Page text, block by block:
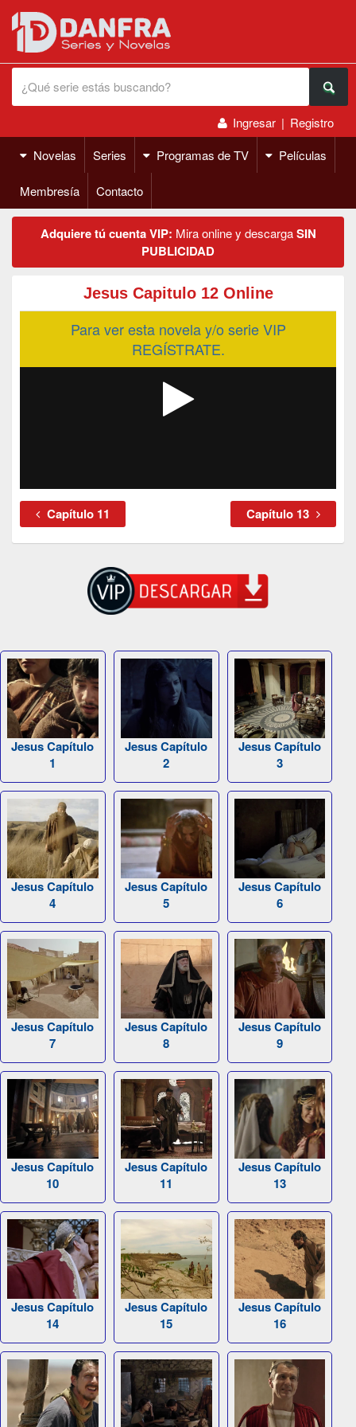
Ingresar | Registro
Novelas
Series Programas de TV Películas
Membresía Contacto
Adquiere tú cuenta VIP: Mira online y descargaSIN
PUBLICIDAD
Jesus Capitulo 12 Online
Para ver esta novela y/o serie VIP
REGÍSTRATE.
Capítulo 11 Capítulo 13
Jesus Capítulo
1
Jesus Capítulo
2
Jesus Capítulo
3
Jesus Capítulo
4
Jesus Capítulo
5
Jesus Capítulo
6
Jesus Capítulo
7
Jesus Capítulo
8
Jesus Capítulo
9
Jesus Capítulo
10
Jesus Capítulo
11
Jesus Capítulo
13
Jesus Capítulo
14
Jesus Capítulo
15
Jesus Capítulo
16